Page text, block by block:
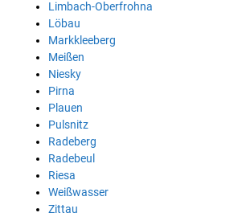
Limbach-Oberfrohna
Löbau
Markkleeberg
Meißen
Niesky
Pirna
Plauen
Pulsnitz
Radeberg
Radebeul
Riesa
Weißwasser
Zittau